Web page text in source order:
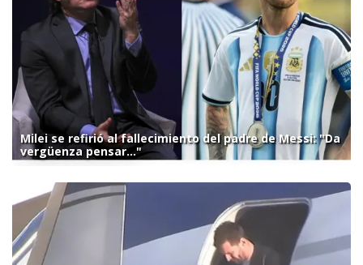
Milei se refirió al fallecimiento del padre de Messi: "Da
vergüenza pensar..."